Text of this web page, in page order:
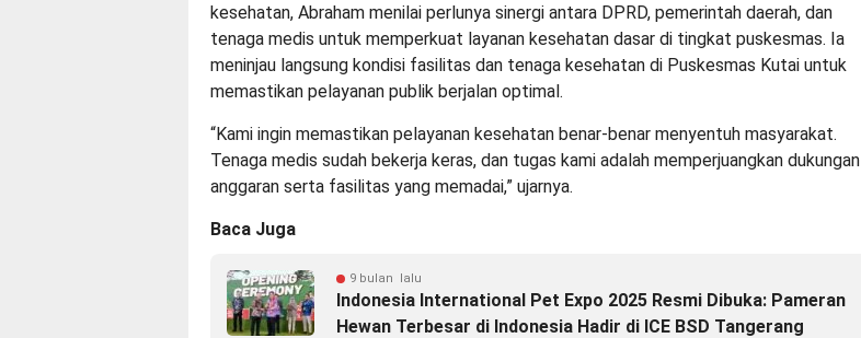
kesehatan, Abraham menilai perlunya sinergi antara DPRD, pemerintah daerah, dan
tenaga medis untuk memperkuat layanan kesehatan dasar di tingkat puskesmas. Ia
meninjau langsung kondisi fasilitas dan tenaga kesehatan di Puskesmas Kutai untuk
memastikan pelayanan publik berjalan optimal.
“Kami ingin memastikan pelayanan kesehatan benar-benar menyentuh masyarakat.
Tenaga medis sudah bekerja keras, dan tugas kami adalah memperjuangkan dukungan
anggaran serta fasilitas yang memadai,” ujarnya.
Baca Juga
9 bulan lalu
Indonesia International Pet Expo 2025 Resmi Dibuka: Pameran
Hewan Terbesar di Indonesia Hadir di ICE BSD Tangerang